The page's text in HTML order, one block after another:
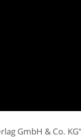
GmbH & Co.